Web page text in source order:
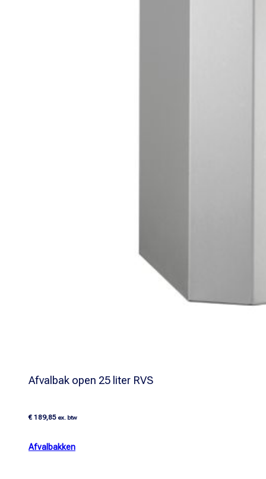
Afvalbak open 25 liter RVS
€ 189,85 ex. btw
Afvalbakken